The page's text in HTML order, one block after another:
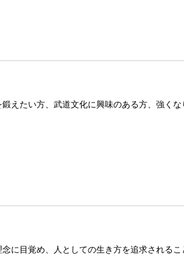
えたい方、武道文化に興味のある方、強く
に目覚め、人としての生き方を追求されるこ